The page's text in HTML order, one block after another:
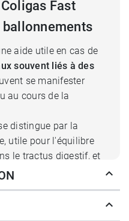
Fast
aide utile en cas de
souvent liés à des
se manifester
au cours de la
distingue par la
utile pour l'équilibre
le tractus digestif, et
et à la Chicorée,